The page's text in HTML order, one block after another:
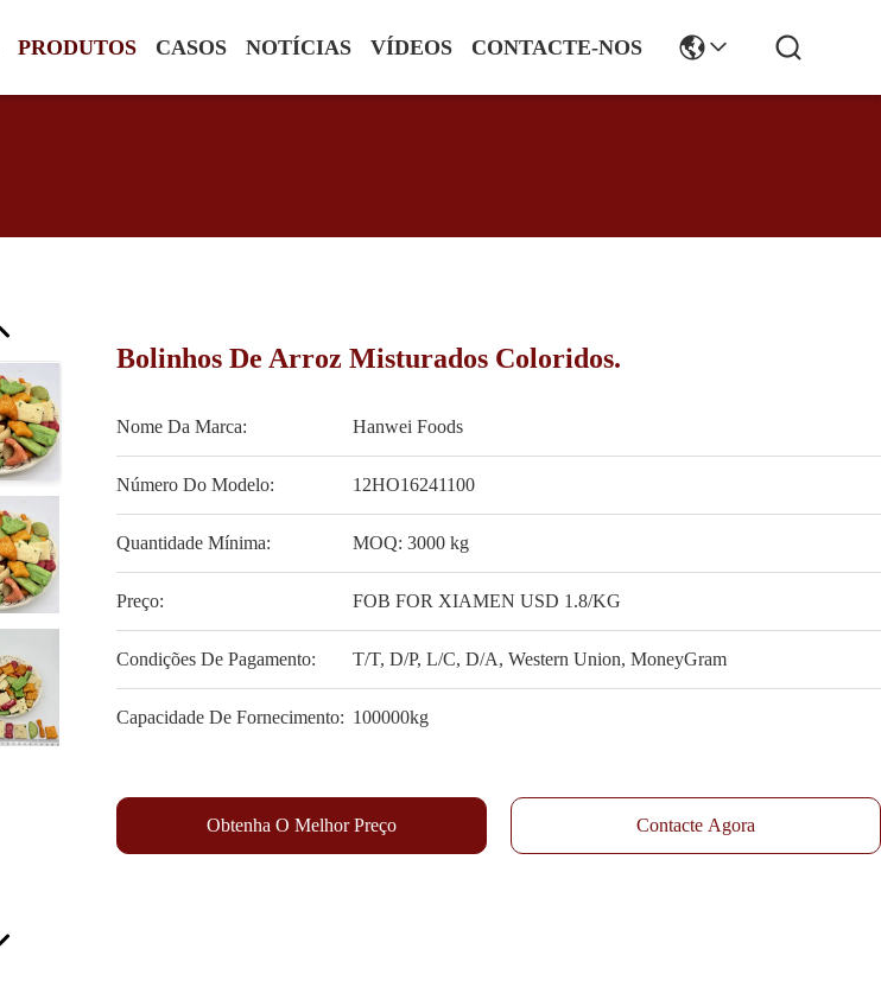
PRODUTOS CASOS NOTÍCIAS VÍDEOS CONTACTE-NOS
Bolinhos De Arroz Misturados Coloridos.
Nome Da Marca: Hanwei Foods
Número Do Modelo: 12HO16241100
Quantidade Mínima: MOQ: 3000 kg
Preço: FOB FOR XIAMEN USD 1.8/KG
Condições De Pagamento: T/T, D/P, L/C, D/A, Western Union, MoneyGram
Capacidade De Fornecimento: 100000kg
Obtenha O Melhor Preço Contacte Agora